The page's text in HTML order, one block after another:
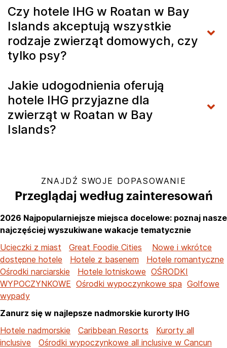
Czy hotele IHG w Roatan w Bay
Islands akceptują wszystkie
rodzaje zwierząt domowych, czy
tylko psy?
Jakie udogodnienia oferują
hotele IHG przyjazne dla
zwierząt w Roatan w Bay
Islands?
ZNAJDŹ SWOJE DOPASOWANIE
Przeglądaj według zainteresowań
2026 Najpopularniejsze miejsca docelowe: poznaj nasze
najczęściej wyszukiwane wakacje tematycznie
Ucieczki z miast
Great Foodie Cities
Nowe i wkrótce
dostępne hotele
Hotele z basenem
Hotele romantyczne
Ośrodki narciarskie
Hotele lotniskowe OŚRODKI
WYPOCZYNKOWE Ośrodki wypoczynkowe spa Golfowe
wypady
Zanurz się w najlepsze nadmorskie kurorty IHG
Hotele nadmorskie
Caribbean Resorts
Kurorty all
inclusive
Ośrodki wypoczynkowe all inclusive w Cancun